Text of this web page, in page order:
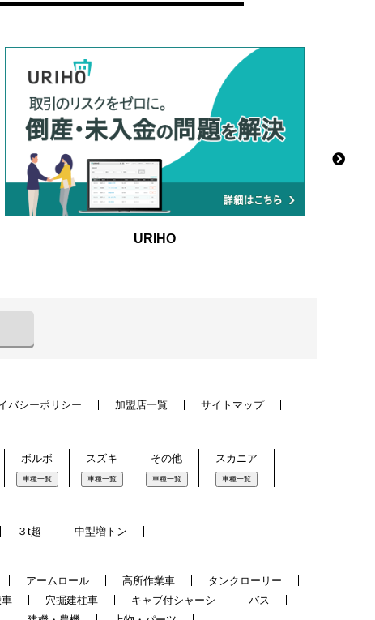
URIHO
バシーポリシー 加盟店一覧 サイトマップ
ボルボ
車種一覧
スズキ
車種一覧
その他
車種一覧
スカニア
車種一覧
３t超 中型増トン
アームロール 高所作業車
タンクローリー
穴掘建柱車 キャブ付シャーシ
バス